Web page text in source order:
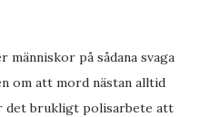
på sådana svaga
om att mord nästan alltid
det brukligt polisarbete att